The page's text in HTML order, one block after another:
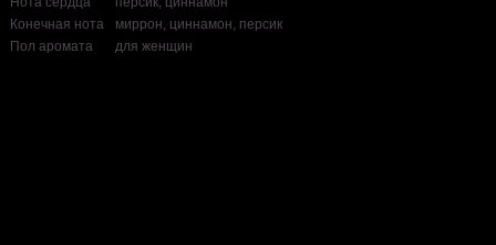
Конечная нота
миррон, циннамон, персик
Пол аромата
для женщин